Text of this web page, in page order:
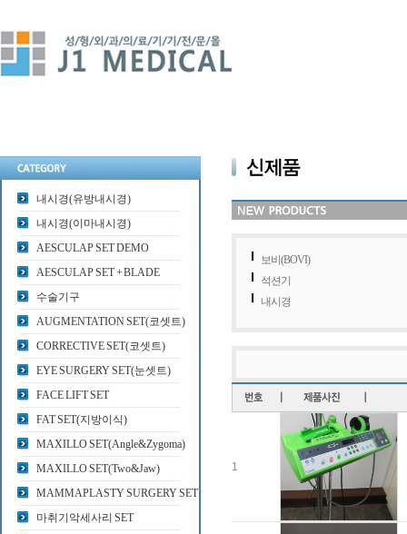
내시경(유방내시경)
내시경(이마내시경)
AESCULAP SET DEMO
AESCULAP SET + BLADE
수술기구
AUGMENTATION SET(코셋트)
CORRECTIVE SET(코셋트)
EYE SURGERY SET(눈셋트)
FACE LIFT SET
FAT SET(지방이식)
MAXILLO SET(Angle&Zygoma)
MAXILLO SET(Two&Jaw)
MAMMAPLASTY SURGERY SET
마취기악세사리 SET
보비(BOVI)
석션기
내시경
1